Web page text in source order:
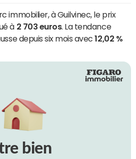
immobilier, à Guilvinec, le prix
à 2 703 euros. La tendance
depuis six mois avec12,02 %
bien